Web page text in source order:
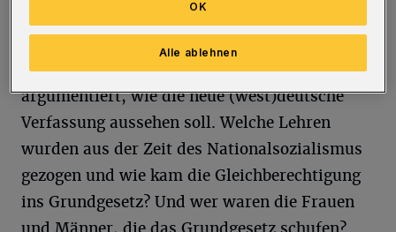
1948 bis Mai 1949 verhandelt, gestritten und
argumentiert, wie die neue (west)deutsche
Verfassung aussehen soll. Welche Lehren
wurden aus der Zeit des Nationalsozialismus
gezogen und wie kam die Gleichberechtigung
ins Grundgesetz? Und wer waren die Frauen
Alle ablehnen
OK